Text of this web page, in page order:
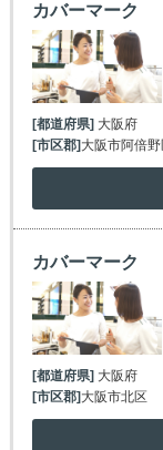
カバーマーク
[都道府県] 大阪府
[市区郡] 大阪市阿倍野
カバーマーク
[都道府県]大阪府
[市区郡]大阪市北区